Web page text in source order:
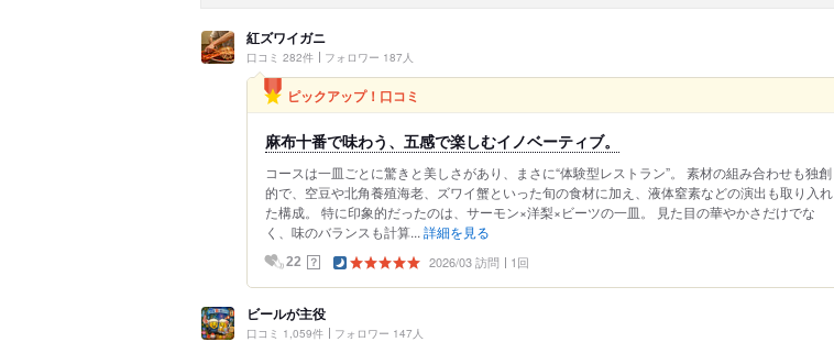
紅ズワイガニ
口コミ 282件 フォロワー 187人
ピックアップ！口コミ
麻布十番で味わう、五感で楽しむイノベーティブ。
コースは一皿ごとに驚きと美しさがあり、まさに“体験型レストラン”。 素材の組み合わせも独創
的で、空豆や北角養殖海老、ズワイ蟹といった旬の食材に加え、液体窒素などの演出も取り入れ
た構成。 特に印象的だったのは、サーモン×洋梨×ビーツの一皿。 見た目の華やかさだけでな
く、味のバランスも計算... 詳細を見る
22 ？ 2026/03 訪問 1回
ビールが主役
口コミ 1,059件 フォロワー 147人